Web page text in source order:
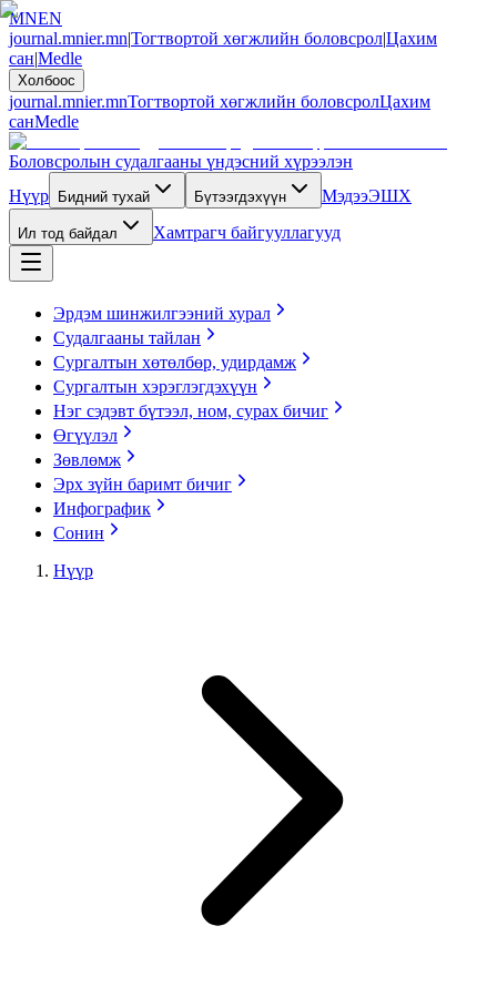
MNEN
journal.mnier.mn|Тогтвортой хөгжлийн боловсрол|Цахим
сан|Medle
Холбоос
journal.mnier.mnТогтвортой хөгжлийн боловсролЦахим
санMedle
Боловсролын судалгааны үндэсний хүрээлэн
Нүүр
Бидний тухай Бүтээгдэхүүн МэдээЭШХ
Ил тод байдал Хамтрагч байгууллагууд
Эрдэм шинжилгээний хурал
Судалгааны тайлан
Сургалтын хөтөлбөр, удирдамж
Сургалтын хэрэглэгдэхүүн
Нэг сэдэвт бүтээл, ном, сурах бичиг
Өгүүлэл
Зөвлөмж
Эрх зүйн баримт бичиг
Инфографик
Сонин
Нүүр